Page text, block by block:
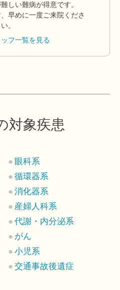
しい難病が得意です。
早めに一度ご来院くださ
い。
フ一覧を見る
対象疾患
眼科系
循環器系
消化器系
産婦人科系
代謝・内分泌系
がん
小児系
交通事故後遺症